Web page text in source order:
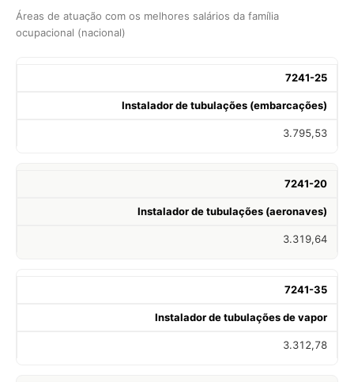
Áreas de atuação com os melhores salários da família
ocupacional (nacional)
7241-25
Instalador de tubulações (embarcações)
3.795,53
7241-20
Instalador de tubulações (aeronaves)
3.319,64
7241-35
Instalador de tubulações de vapor
3.312,78